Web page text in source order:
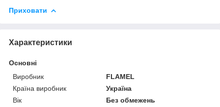
Приховати
Характеристики
Основні
Виробник
FLAMEL
Країна виробник
Україна
Вік
Без обмежень